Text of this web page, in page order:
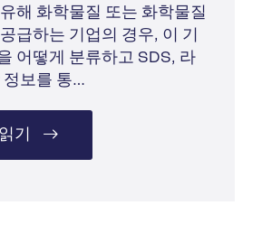
해 화학물질 또는 화학물질
급하는 기업의 경우, 이 기
어떻게 분류하고 SDS, 라
정보를 통…
기